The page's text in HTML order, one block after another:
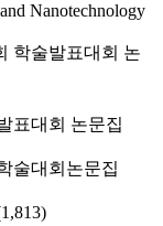
Nanotechnology
학술발표대회 논
표대회 논문집
술대회논문집